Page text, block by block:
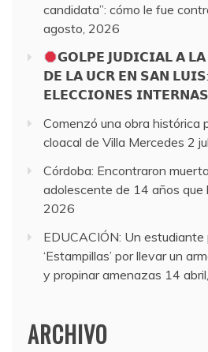
candidata”: cómo le fue
agosto, 2026
𝗚𝗢𝗟𝗣𝗘 𝗝𝗨𝗗𝗜𝗖𝗜𝗔𝗟 𝗔
𝗗𝗘 𝗟𝗔 𝗨𝗖𝗥 𝗘𝗡 𝗦𝗔𝗡
𝗘𝗟𝗘𝗖𝗖𝗜𝗢𝗡𝗘𝗦 𝗜𝗡𝗧𝗘𝗥𝗡𝗔𝗦
Comenzó una obra histórica
cloacal de Villa Mercedes 2
Córdoba: Encontraron
adolescente de 14 años que
2026
EDUCACIÓN: Un estudiante
‘Estampillas’ por llevar un
y propinar amenazas 14
ARCHIVO